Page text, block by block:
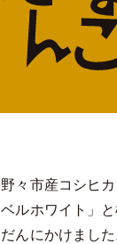
野々市産コシヒ
ベルホワイト」
だんにかけました